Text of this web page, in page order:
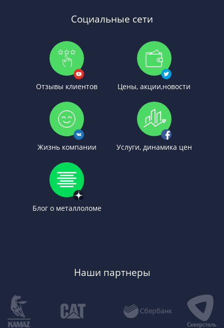
Социальные сети
Отзывы клиентов Цены, акции,новости
Жизнь компании Услуги, динамика цен
Блог о металлоломе
Наши партнеры